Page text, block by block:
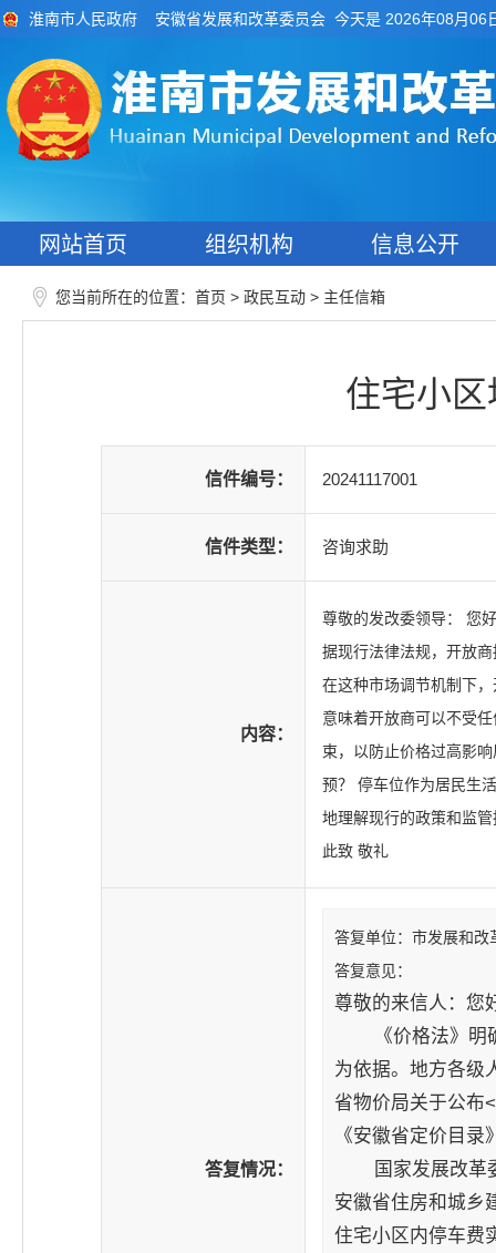
淮南市人民政府 安徽省发展和改革委员会 今天是 2026年08月06
网站首页 组织机构 信息公开
您当前所在的位置： 首页 > 政民互动 > 主任信箱
住宅小
信件编号： 20241117001
信件类型： 咨询求助
内容：
尊敬的发改委领导： 您
据现行法律法规，开放
在这种市场调节机制下
意味着开放商可以不受
束，以防止价格过高影
预？ 停车位作为居民生
地理解现行的政策和监
此致 敬礼
答复情况：
答复单位：市发展和改
答复意见：
尊敬的来信人：您
《价格法》明确
为依据。地方各级
省物价局关于公布
《安徽省定价目
国家发展改革委
安徽省住房和城乡
住宅小区内停车费